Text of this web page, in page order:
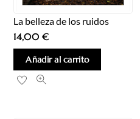
La belleza de los ruidos
14,00€
Añadir al carrito